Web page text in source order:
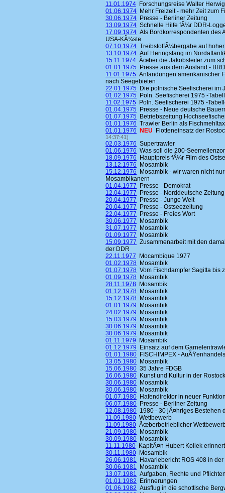
11.01.1974 Forschungsreise Walter
01.06.1974 Mehr Freizeit - mehr Zeit zum
30.06.1974 Presse - Berliner Zeitung
13.09.1974 Schnelle Hilfe fÃ¼r DDR-
17.09.1974 Als Bordkorrespondenten des
USA-KÃ¼ste
07.10.1974 TreibstoffÃ¼bergabe auf
13.10.1974 Auf Heringsfang im
15.11.1974 Ãœber die Jakobsleiter zum
01.01.1975 Presse aus dem Ausland - BRD
11.01.1975 Anlandungen amerikanischer
nach Seegebieten
22.01.1975 Die polnische Seefischerei im
01.02.1975 Poln. Seefischerei 1975 -
11.02.1975 Poln. Seefischerei 1975 -
01.04.1975 Presse - Neue deutsche
01.07.1975 Betriebszeitung
01.01.1976 Trawler Berlin als
01.01.1976
NEU Flotteneinsatz der
14:37:41)
02.03.1976 Supertrawler
01.06.1976 Was soll die 200-
18.09.1976 Hauptpreis fÃ¼r Film des
13.12.1976 Mosambik
15.12.1976 Mosambik - wir waren nicht
Mosambikanern
01.04.1977 Presse - Demokrat
12.04.1977 Presse - Norddeutsche Zeitung
20.04.1977 Presse - Junge Welt
20.04.1977 Presse - Ostseezeitung
22.04.1977 Presse - Freies Wort
30.06.1977 Mosambik
31.07.1977 Mosambik
01.09.1977 Mosambik
15.09.1977 Zusammenarbeit mit den
der DDR
22.11.1977 Mocambique 1977
01.02.1978 Mosambik
01.07.1978 Vom Fischdampfer Sagitta bis
01.09.1978 Mosambik
28.11.1978 Mosambik
01.12.1978 Mosambik
15.12.1978 Mosambik
01.01.1979 Mosambik
24.02.1979 Mosambik
15.03.1979 Mosambik
30.06.1979 Mosambik
30.06.1979 Mosambik
01.11.1979 Mosambik
01.12.1979 Einsatz auf dem
01.01.1980 FISCHIMPEX -
13.05.1980 Mosambik
15.06.1980 35 Jahre FDGB
16.06.1980 Kunst und Kultur in der
30.06.1980 Mosambik
30.06.1980 Mosambik
01.07.1980 Hafendirektor in neuer
06.07.1980 Presse - Berliner Zeitung
12.08.1980 1980 - 30 jÃ¤hriges Bestehen
11.09.1980 Wettbewerb
11.09.1980 Ãœberbetrieblicher
21.09.1980 Mosambik
30.09.1980 Mosambik
11.11.1980 KapitÃ¤n Hubert Kollek
30.11.1980 Mosambik
26.06.1981 Havariebericht ROS 408 in
30.06.1981 Mosambik
13.07.1981 Aufgaben, Rechte und
01.01.1982 Erinnerungen
01.06.1982 Ausflug in die schottische